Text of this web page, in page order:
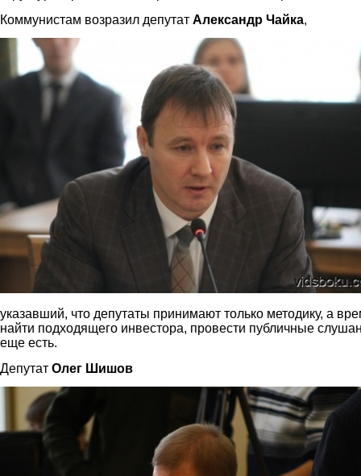
Коммунистам возразил депутат Александр Чайка,
указавший, что депутаты принимают только методику, а
найти подходящего инвестора, провести публичные
еще есть.
Депутат Олег Шишов
shishov_6.jpg